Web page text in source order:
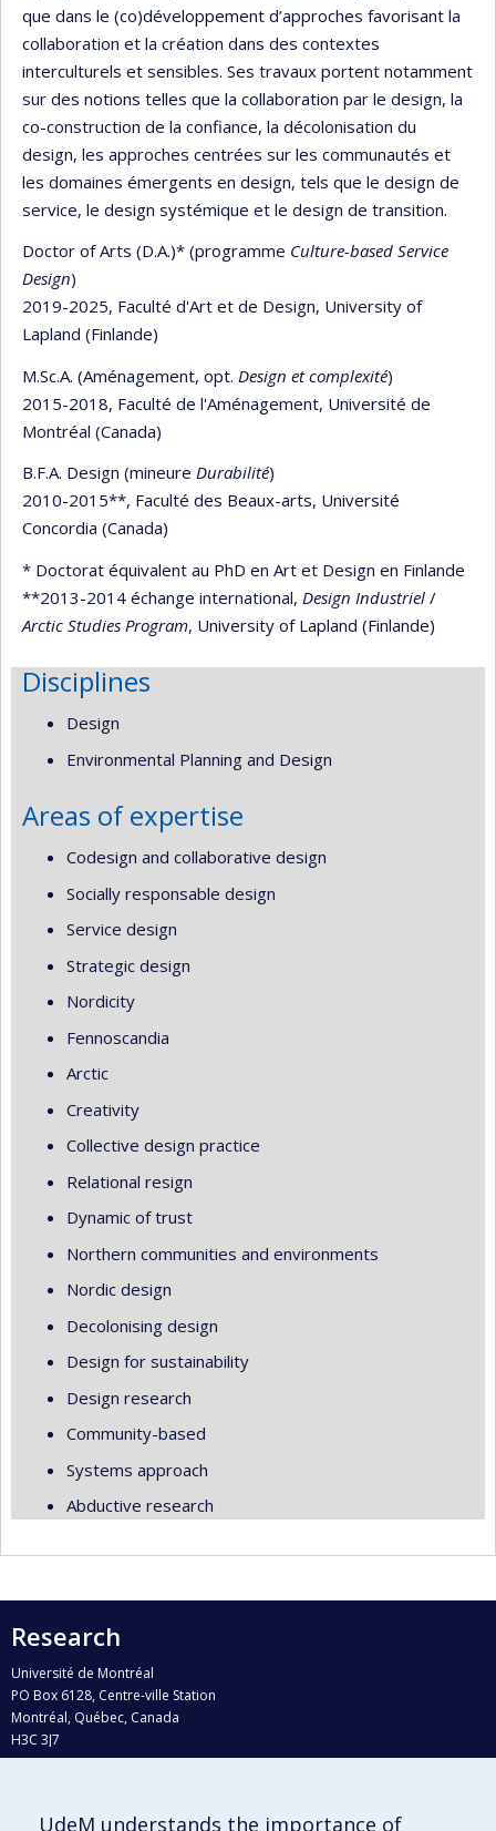
que dans le (co)développement d’approches favorisant la
collaboration et la création dans des contextes
interculturels et sensibles. Ses travaux portent notamment
sur des notions telles que la collaboration par le design, la
co-construction de la confiance, la décolonisation du
design, les approches centrées sur les communautés et
les domaines émergents en design, tels que le design de
service, le design systémique et le design de transition.
Doctor of Arts (D.A.)* (programme Culture-based Service
Design)
2019-2025, Faculté d'Art et de Design, University of
Lapland (Finlande)
M.Sc.A. (Aménagement, opt. Design et complexité)
2015-2018, Faculté de l'Aménagement, Université de
Montréal (Canada)
B.F.A. Design (mineure Durabilité)
2010-2015**, Faculté des Beaux-arts, Université
Concordia (Canada)​
* Doctorat équivalent au PhD en Art et Design en Finlande
**2013-2014 échange international, Design Industriel /
Arctic Studies Program, University of Lapland (Finlande)
Disciplines
Design
Environmental Planning and Design
Areas of expertise
Codesign and collaborative design
Socially responsable design
Service design
Strategic design
Nordicity
Fennoscandia
Arctic
Creativity
Collective design practice
Relational resign
Dynamic of trust
Northern communities and environments
Nordic design
Decolonising design
Design for sustainability
Design research
Community-based
Systems approach
Abductive research
Research
Université de Montréal
PO Box 6128, Centre-ville Station
Montréal, Québec, Canada
H3C 3J7
UdeM understands the importance of